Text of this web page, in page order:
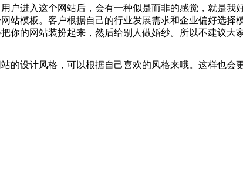
户进入这个网站后，会有一种似是而非的感觉，就是
站模板。客户根据自己的行业发展需求和企业偏好选
你的网站装扮起来，然后给别人做婚纱。所以不建议大
设计风格，可以根据自己喜欢的风格来哦。这样也会